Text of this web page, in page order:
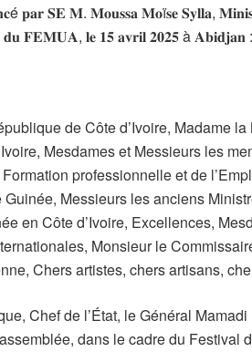
𝐩𝐚𝐫 𝐒𝐄 𝐌. 𝐌𝐨𝐮𝐬𝐬𝐚 𝐌𝐨ï𝐬𝐞 𝐒𝐲𝐥𝐥𝐚,
𝐝𝐮 𝐅𝐄𝐌𝐔𝐀, 𝐥𝐞 𝟏𝟓 𝐚𝐯𝐫𝐢𝐥 𝟐𝟎𝟐𝟓 à 𝐀𝐛𝐢𝐝𝐣𝐚𝐧 :
de Côte d’Ivoire, Madame
Mesdames et Messieurs les
professionnelle et de
Messieurs les anciens
en Côte d’Ivoire, Excellences,
Monsieur le
Chers artistes, chers artisans,
Chef de l’État, le Général
dans le cadre du Festival